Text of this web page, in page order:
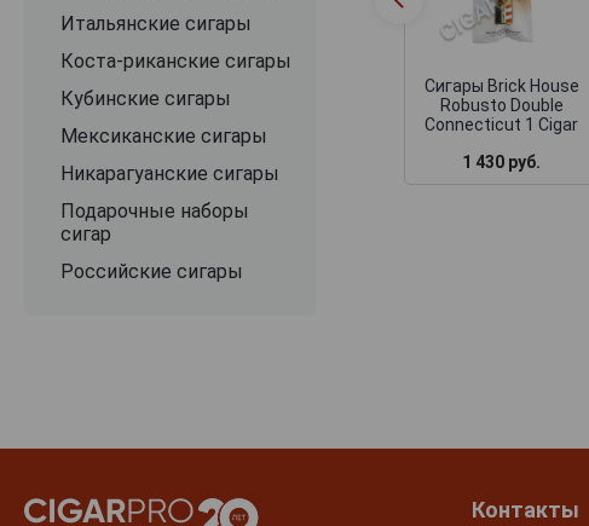
Итальянские сигары
Коста-риканские сигары
Кубинские сигары
Мексиканские сигары
Никарагуанские сигары
Подарочные наборы
сигар
Российские сигары
Сигары Brick House
Robusto Double
Connecticut 1 Cigar
1 430 руб.
Контакты